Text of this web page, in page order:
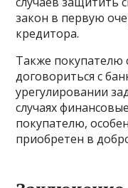
закон в первую
кредитора.
Также покупателю
договориться с
урегулировании
случаях
покупателю,
приобретен в